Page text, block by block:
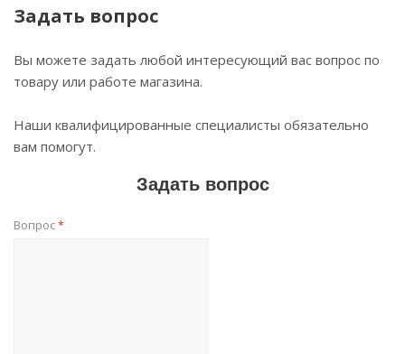
Задать вопрос
Вы можете задать любой интересующий вас вопрос по
товару или работе магазина.
Наши квалифицированные специалисты обязательно
вам помогут.
Задать вопрос
Вопрос*